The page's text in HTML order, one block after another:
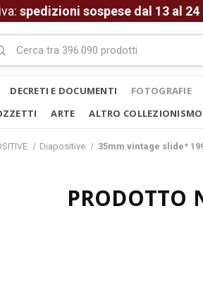
spedizioni sospese dal 13 al
DECRETI E DOCUMENTI FOTOGRAFIE
ARTE ALTRO COLLEZIONISMO
Diapositive 35mm vintage slide*
PRODOTTO